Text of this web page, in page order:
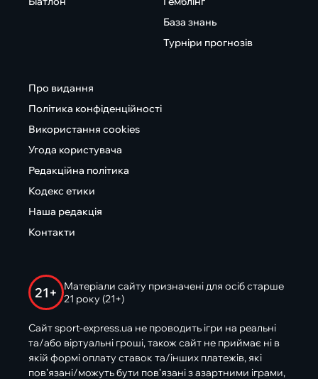
База знань
Турніри прогнозів
Про видання
Політика конфіденційності
Використання cookies
Угода користувача
Редакційна політика
Кодекс етики
Наша редакція
Контакти
21+
Матеріали сайту призначені для осіб старше
21 року (21+)
Сайт sport-express.ua не проводить ігри на реальні
та/або віртуальні гроші, також сайт не приймає ні в
якій формі оплату ставок та/інших платежів, які
пов’язані/можуть бути пов’язані з азартними іграми,